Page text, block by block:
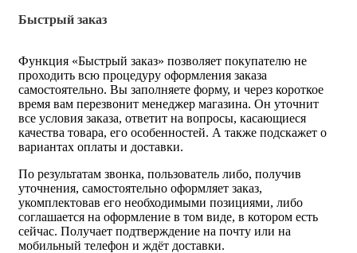
Быстрый заказ
Функция «Быстрый заказ» позволяет покупателю не
проходить всю процедуру оформления заказа
самостоятельно. Вы заполняете форму, и через короткое
время вам перезвонит менеджер магазина. Он уточнит
все условия заказа, ответит на вопросы, касающиеся
качества товара, его особенностей. А также подскажет о
вариантах оплаты и доставки.
По результатам звонка, пользователь либо, получив
уточнения, самостоятельно оформляет заказ,
укомплектовав его необходимыми позициями, либо
соглашается на оформление в том виде, в котором есть
сейчас. Получает подтверждение на почту или на
мобильный телефон и ждёт доставки.